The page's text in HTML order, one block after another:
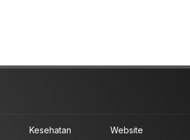
Kesehatan Website